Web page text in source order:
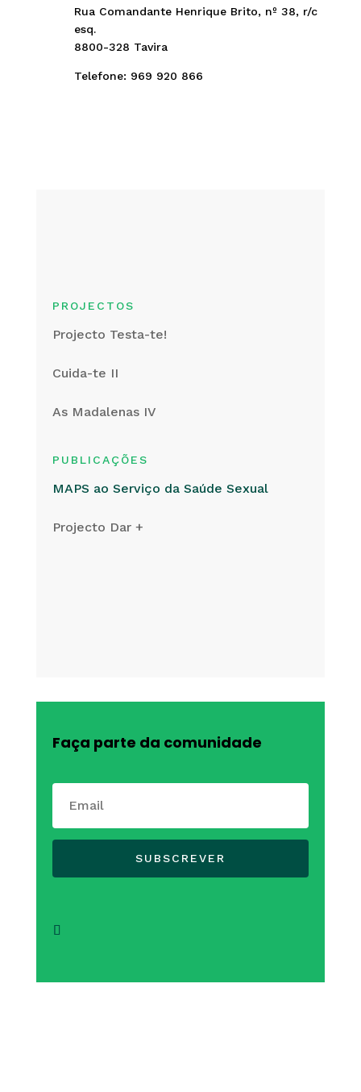
Rua Comandante Henrique Brito, nº 38, r/c
esq.
8800-328 Tavira
Telefone: 969 920 866
PROJECTOS
Projecto Testa-te!
Cuida-te II
As Madalenas IV
PUBLICAÇÕES
MAPS ao Serviço da Saúde Sexual
Projecto Dar +
Faça parte da comunidade
SUBSCREVER